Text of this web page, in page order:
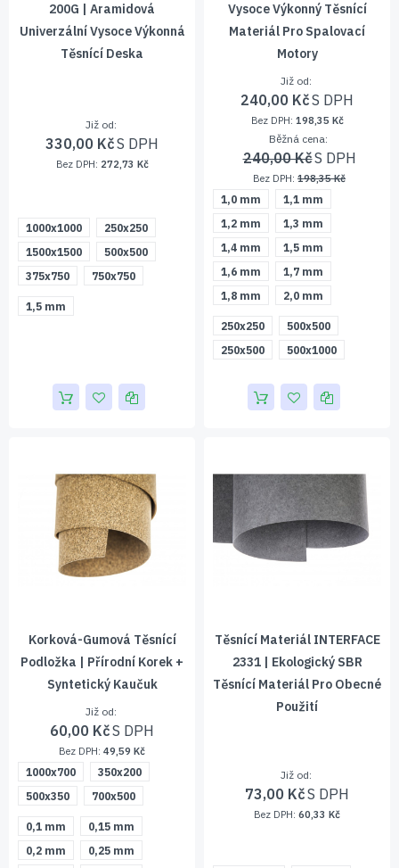
200G | Aramidová
Univerzální Vysoce Výkonná
Těsnící Deska
Již od
330,00 Kč
272,73 Kč
1000x1000
250x250
1500x1500
500x500
375x750
750x750
1,5 mm
Vysoce Výkonný Těsnící
Materiál Pro Spalovací
Motory
Již od
240,00 Kč
198,35 Kč
Běžná cena
240,00 Kč
198,35 Kč
1,0 mm
1,1 mm
1,2 mm
1,3 mm
1,4 mm
1,5 mm
1,6 mm
1,7 mm
1,8 mm
2,0 mm
250x250
500x500
250x500
500x1000
Korková-Gumová Těsnící
Podložka | Přírodní Korek +
Syntetický Kaučuk
Již od
60,00 Kč
49,59 Kč
1000x700
350x200
500x350
700x500
0,1 mm
0,15 mm
0,2 mm
0,25 mm
Těsnící Materiál INTERFACE
2331 | Ekologický SBR
Těsnící Materiál Pro Obecné
Použití
Již od
73,00 Kč
60,33 Kč